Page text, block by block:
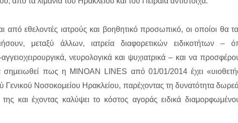
εθελοντές ιατρούς και βοηθητικό προσωπικό, οι οποίοι θα
μεταξύ άλλων, ιατρεία διαφορετικών ειδικοτήτων –
νευρολογικά και ψυχιατρικά – και να
σημειωθεί πως η MINOAN LINES από 01/01/2014 έχει
Νοσοκομείου Ηρακλείου, παρέχοντας τη δυνατότητα
και έχοντας καλύψει το κόστος αγοράς ειδικά